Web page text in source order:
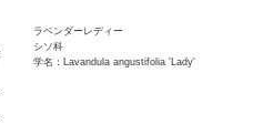
ラベンダーレディー
シソ科
学名：Lavandula angustifolia 'Lady'